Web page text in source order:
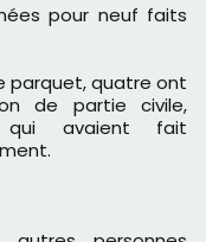
pour neuf faits
parquet, quatre ont
de partie civile,
avaient fait